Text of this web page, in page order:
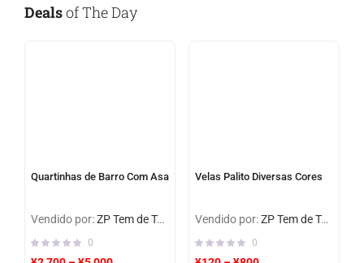
Dealsof The Day
Quartinhas de Barro Com Asa
Vendido por:ZP Tem de Tudo
0
Velas Palito Diversas Cores
Vendido por:ZP Tem de Tudo
0